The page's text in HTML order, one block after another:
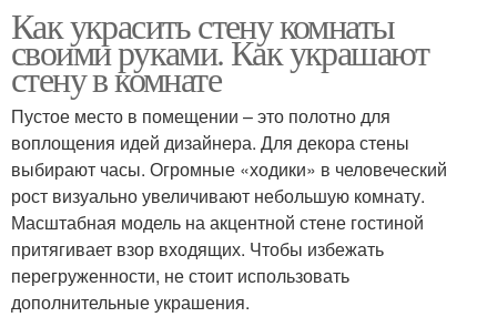
Как украсить стену комнаты
своими руками. Как украшают
стену в комнате
Пустое место в помещении – это полотно для
воплощения идей дизайнера. Для декора стены
выбирают часы. Огромные «ходики» в человеческий
рост визуально увеличивают небольшую комнату.
Масштабная модель на акцентной стене гостиной
притягивает взор входящих. Чтобы избежать
перегруженности, не стоит использовать
дополнительные украшения.